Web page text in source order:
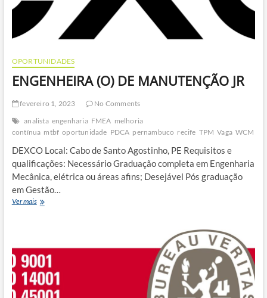
OPORTUNIDADES
ENGENHEIRA (O) DE MANUTENÇÃO JR
fevereiro 1, 2023
No Comments
analista engenharia FMEA melhoria
contínua mtbf oportunidade PDCA pernambuco recife TPM Vaga WCM
DEXCO Local: Cabo de Santo Agostinho, PE Requisitos e
qualificações: Necessário Graduação completa em Engenharia
Mecânica, elétrica ou áreas afins; Desejável Pós graduação
em Gestão…
Ver maisENGENHEIRA